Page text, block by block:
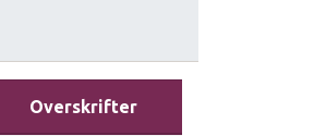
Overskrifter